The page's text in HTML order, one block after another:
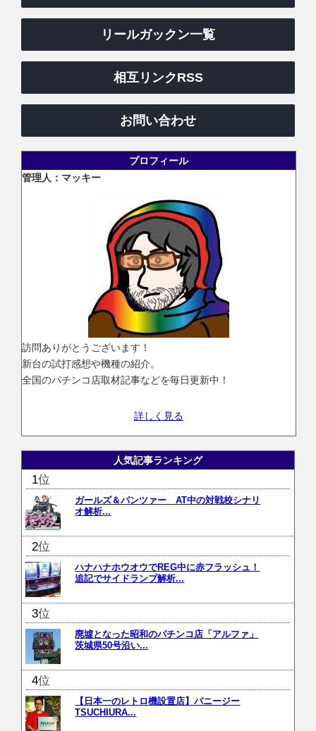
リールガックン一覧
相互リンクRSS
お問い合わせ
プロフィール
管理人：マッキー
訪問ありがとうございます！
新台の試打感想や機種の紹介。
全国のパチンコ店取材記事などを毎日更新中！
詳しく見る
人気記事ランキング
位
ガールズ＆パンツァー AT中の対戦校シナリ
オ解析...
位
ハナハナホウオウでREG中に赤フラッシュ！
追記でサイドランプ解析...
位
廃墟となった昭和のパチンコ店「アルファ」
茨城県50号沿い...
位
【日本一のレトロ機設置店】バニージー
TSUCHIURA...